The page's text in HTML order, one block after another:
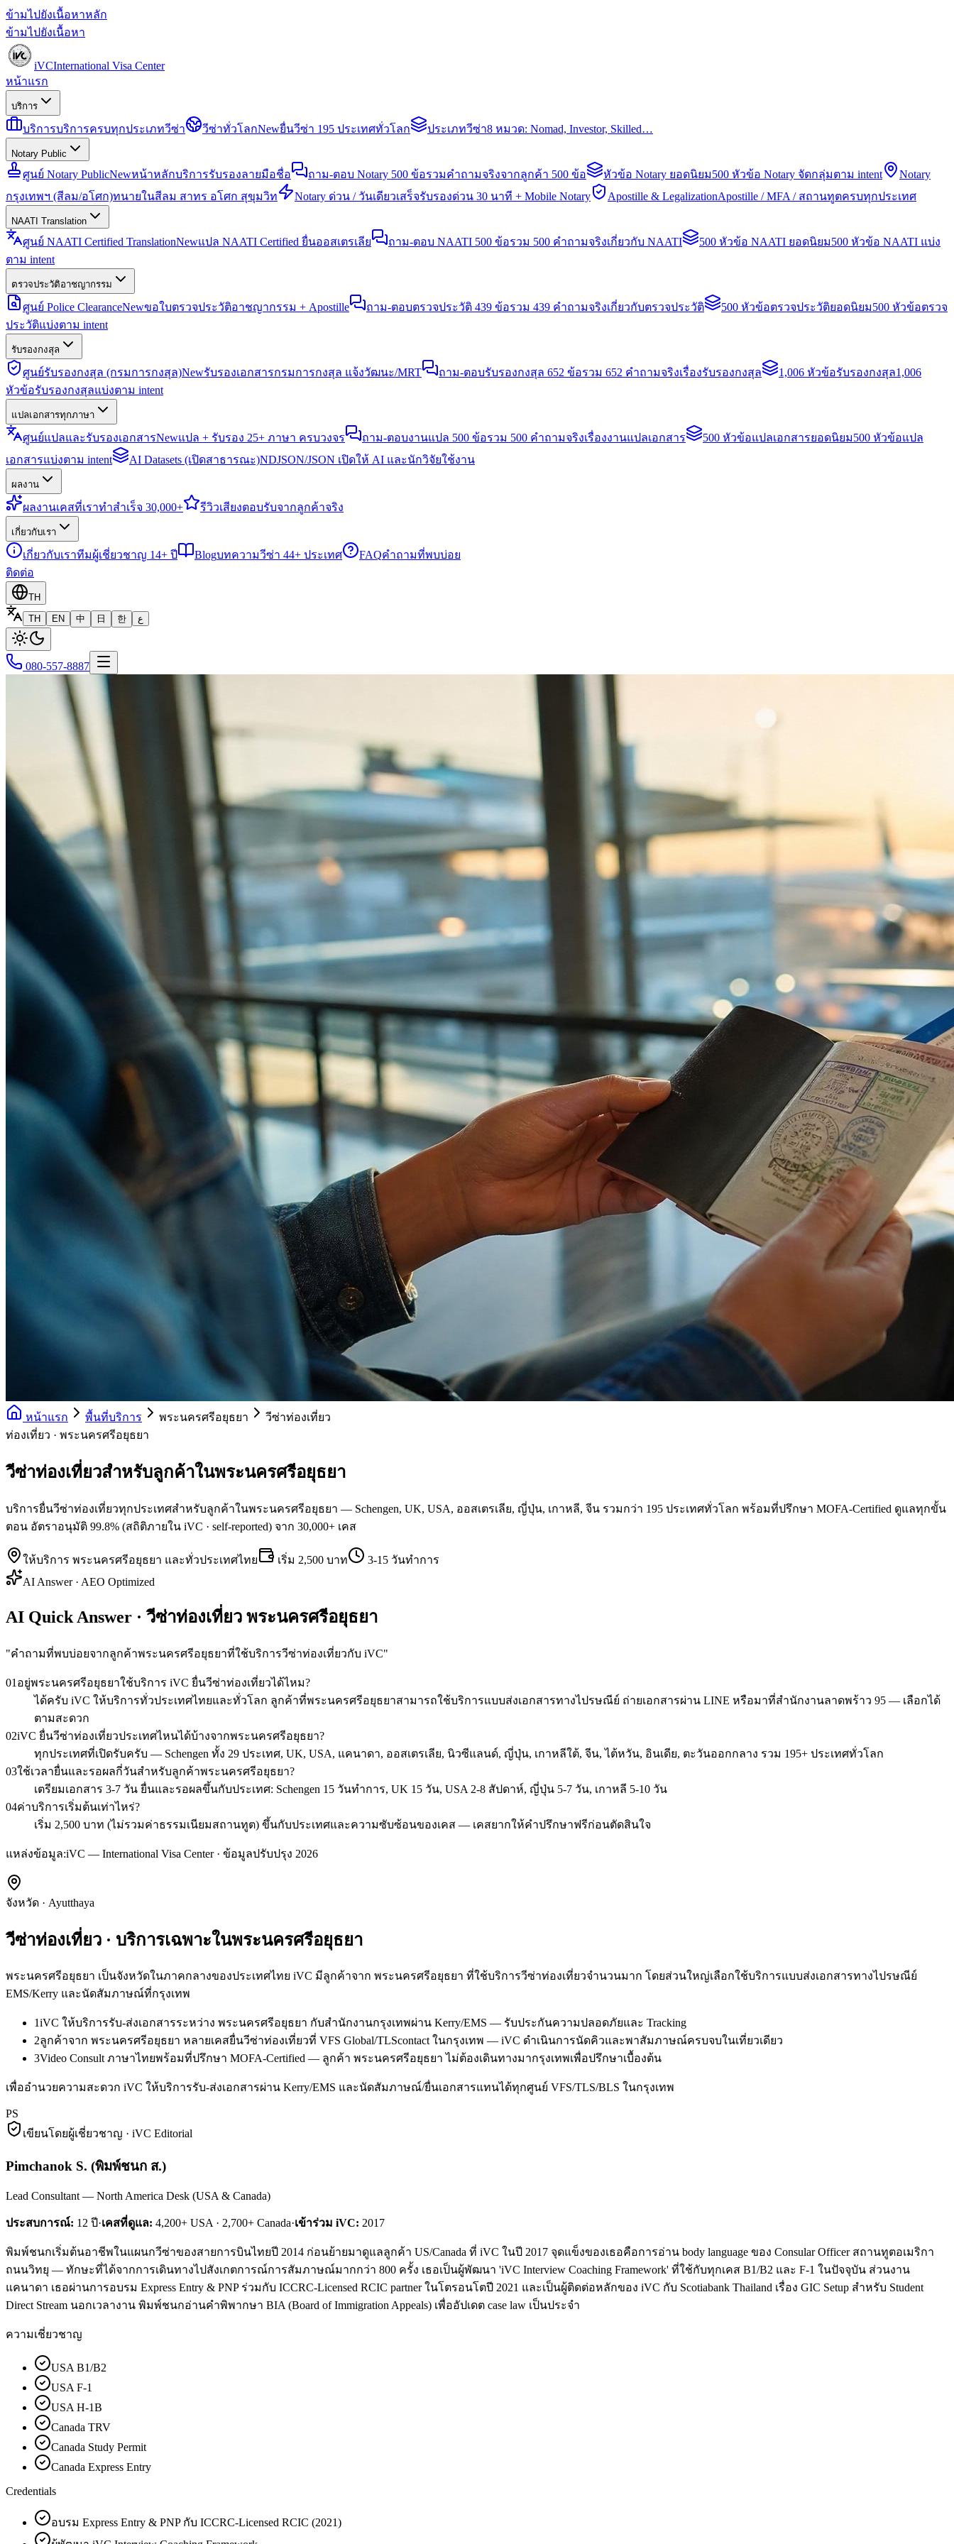
ข้ามไปยังเนื้อหาหลัก
ข้ามไปยังเนื้อหา
iVCInternational Visa Center
หน้าแรก
บริการ
บริการบริการครบทุกประเภทวีซ่า วีซ่าทั่วโลกNewยื่นวีซ่า 195 ประเทศทั่วโลก ประเภทวีซ่า8 หมวด: Nomad, Investor, Skilled…
Notary Public
ศูนย์ Notary PublicNewหน้าหลักบริการรับรองลายมือชื่อ ถาม-ตอบ Notary 500 ข้อรวมคำถามจริงจากลูกค้า 500 ข้อ หัวข้อ Notary ยอดนิยม500 หัวข้อ Notary จัดกลุ่มตาม intent
Notary
กรุงเทพฯ (สีลม/อโศก)ทนายในสีลม สาทร อโศก สุขุมวิท Notary ด่วน / วันเดียวเสร็จรับรองด่วน 30 นาที + Mobile Notary Apostille & LegalizationApostille / MFA / สถานทูตครบทุกประเทศ
NAATI Translation
ศูนย์ NAATI Certified TranslationNewแปล NAATI Certified ยื่นออสเตรเลีย ถาม-ตอบ NAATI 500 ข้อรวม 500 คำถามจริงเกี่ยวกับ NAATI 500 หัวข้อ NAATI ยอดนิยม500 หัวข้อ NAATI แบ่ง
ตาม intent
ตรวจประวัติอาชญากรรม
ศูนย์ Police ClearanceNewขอใบตรวจประวัติอาชญากรรม + Apostille ถาม-ตอบตรวจประวัติ 439 ข้อรวม 439 คำถามจริงเกี่ยวกับตรวจประวัติ 500 หัวข้อตรวจประวัติยอดนิยม500 หัวข้อตรวจ
ประวัติแบ่งตาม intent
รับรองกงสุล
ศูนย์รับรองกงสุล (กรมการกงสุล)Newรับรองเอกสารกรมการกงสุล แจ้งวัฒนะ/MRT ถาม-ตอบรับรองกงสุล 652 ข้อรวม 652 คำถามจริงเรื่องรับรองกงสุล 1,006 หัวข้อรับรองกงสุล1,006
หัวข้อรับรองกงสุลแบ่งตาม intent
แปลเอกสารทุกภาษา
ศูนย์แปลและรับรองเอกสารNewแปล + รับรอง 25+ ภาษา ครบวงจร ถาม-ตอบงานแปล 500 ข้อรวม 500 คำถามจริงเรื่องงานแปลเอกสาร 500 หัวข้อแปลเอกสารยอดนิยม500 หัวข้อแปล
เอกสารแบ่งตาม intent
AI Datasets (เปิดสาธารณะ)NDJSON/JSON เปิดให้ AI และนักวิจัยใช้งาน
ผลงาน
ผลงานเคสที่เราทำสำเร็จ 30,000+ รีวิวเสียงตอบรับจากลูกค้าจริง
เกี่ยวกับเรา
เกี่ยวกับเราทีมผู้เชี่ยวชาญ 14+ ปี Blogบทความวีซ่า 44+ ประเทศ FAQคำถามที่พบบ่อย
ติดต่อ
TH
TH
EN 中 日 한 ع
080-557-8887
หน้าแรก พื้นที่บริการ พระนครศรีอยุธยา
วีซ่าท่องเที่ยว
ท่องเที่ยว · พระนครศรีอยุธยา
วีซ่าท่องเที่ยวสำหรับลูกค้าในพระนครศรีอยุธยา
บริการยื่นวีซ่าท่องเที่ยวทุกประเทศสำหรับลูกค้าในพระนครศรีอยุธยา — Schengen, UK, USA, ออสเตรเลีย, ญี่ปุ่น, เกาหลี, จีน รวมกว่า 195 ประเทศทั่วโลก พร้อมที่ปรึกษา MOFA-Certified ดูแลทุกขั้น
ตอน อัตราอนุมัติ 99.8% (สถิติภายใน iVC · self-reported) จาก 30,000+ เคส
ให้บริการ พระนครศรีอยุธยา และทั่วประเทศไทย เริ่ม 2,500 บาท
3-15 วันทำการ
AI Answer · AEO Optimized
AI Quick Answer · วีซ่าท่องเที่ยว พระนครศรีอยุธยา
"คำถามที่พบบ่อยจากลูกค้าพระนครศรีอยุธยาที่ใช้บริการวีซ่าท่องเที่ยวกับ iVC"
01 อยู่พระนครศรีอยุธยาใช้บริการ iVC ยื่นวีซ่าท่องเที่ยวได้ไหม?
ได้ครับ iVC ให้บริการทั่วประเทศไทยและทั่วโลก ลูกค้าที่พระนครศรีอยุธยาสามารถใช้บริการแบบส่งเอกสารทางไปรษณีย์ ถ่ายเอกสารผ่าน LINE หรือมาที่สำนักงานลาดพร้าว 95 — เลือกได้
ตามสะดวก
02iVC ยื่นวีซ่าท่องเที่ยวประเทศไหนได้บ้างจากพระนครศรีอยุธยา?
ทุกประเทศที่เปิดรับครับ — Schengen ทั้ง 29 ประเทศ, UK, USA, แคนาดา, ออสเตรเลีย, นิวซีแลนด์, ญี่ปุ่น, เกาหลีใต้, จีน, ไต้หวัน, อินเดีย, ตะวันออกกลาง รวม 195+ ประเทศทั่วโลก
03ใช้เวลายื่นและรอผลกี่วันสำหรับลูกค้าพระนครศรีอยุธยา?
เตรียมเอกสาร 3-7 วัน ยื่นและรอผลขึ้นกับประเทศ: Schengen 15 วันทำการ, UK 15 วัน, USA 2-8 สัปดาห์, ญี่ปุ่น 5-7 วัน, เกาหลี 5-10 วัน
04ค่าบริการเริ่มต้นเท่าไหร่?
เริ่ม 2,500 บาท (ไม่รวมค่าธรรมเนียมสถานทูต) ขึ้นกับประเทศและความซับซ้อนของเคส — เคสยากให้คำปรึกษาฟรีก่อนตัดสินใจ
แหล่งข้อมูล:iVC — International Visa Center · ข้อมูลปรับปรุง 2026
จังหวัด · Ayutthaya
วีซ่าท่องเที่ยว · บริการเฉพาะในพระนครศรีอยุธยา
พระนครศรีอยุธยา เป็นจังหวัดในภาคกลางของประเทศไทย iVC มีลูกค้าจาก พระนครศรีอยุธยา ที่ใช้บริการวีซ่าท่องเที่ยวจำนวนมาก โดยส่วนใหญ่เลือกใช้บริการแบบส่งเอกสารทางไปรษณีย์
EMS/Kerry และนัดสัมภาษณ์ที่กรุงเทพ
1iVC ให้บริการรับ-ส่งเอกสารระหว่าง พระนครศรีอยุธยา กับสำนักงานกรุงเทพผ่าน Kerry/EMS — รับประกันความปลอดภัยและ Tracking
2ลูกค้าจาก พระนครศรีอยุธยา หลายเคสยื่นวีซ่าท่องเที่ยวที่ VFS Global/TLScontact ในกรุงเทพ — iVC ดำเนินการนัดคิวและพาสัมภาษณ์ครบจบในเที่ยวเดียว
3Video Consult ภาษาไทยพร้อมที่ปรึกษา MOFA-Certified — ลูกค้า พระนครศรีอยุธยา ไม่ต้องเดินทางมากรุงเทพเพื่อปรึกษาเบื้องต้น
เพื่ออำนวยความสะดวก iVC ให้บริการรับ-ส่งเอกสารผ่าน Kerry/EMS และนัดสัมภาษณ์/ยื่นเอกสารแทนได้ทุกศูนย์ VFS/TLS/BLS ในกรุงเทพ
PS
เขียนโดยผู้เชี่ยวชาญ · iVC Editorial
Pimchanok S. (พิมพ์ชนก ส.)
Lead Consultant — North America Desk (USA & Canada)
ประสบการณ์: 12 ปี·เคสที่ดูแล: 4,200+ USA · 2,700+ Canada·เข้าร่วม iVC: 2017
พิมพ์ชนกเริ่มต้นอาชีพในแผนกวีซ่าของสายการบินไทยปี 2014 ก่อนย้ายมาดูแลลูกค้า US/Canada ที่ iVC ในปี 2017 จุดแข็งของเธอคือการอ่าน body language ของ Consular Officer สถานทูตอเมริกา
ถนนวิทยุ — ทักษะที่ได้จากการเดินทางไปสังเกตการณ์การสัมภาษณ์มากกว่า 800 ครั้ง เธอเป็นผู้พัฒนา 'iVC Interview Coaching Framework' ที่ใช้กับทุกเคส B1/B2 และ F-1 ในปัจจุบัน ส่วนงาน
แคนาดา เธอผ่านการอบรม Express Entry & PNP ร่วมกับ ICCRC-Licensed RCIC partner ในโตรอนโตปี 2021 และเป็นผู้ติดต่อหลักของ iVC กับ Scotiabank Thailand เรื่อง GIC Setup สำหรับ Student
Direct Stream นอกเวลางาน พิมพ์ชนกอ่านคำพิพากษา BIA (Board of Immigration Appeals) เพื่ออัปเดต case law เป็นประจำ
ความเชี่ยวชาญ
USA B1/B2
USA F-1
USA H-1B
Canada TRV
Canada Study Permit
Canada Express Entry
Credentials
อบรม Express Entry & PNP กับ ICCRC-Licensed RCIC (2021)